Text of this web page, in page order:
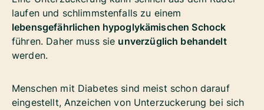
laufen und schlimmstenfalls zu einem
lebensgefährlichen hypoglykämischen Schock
führen. Daher muss sie unverzüglich behandelt
werden.
Menschen mit Diabetes sind meist schon darauf
eingestellt, Anzeichen von Unterzuckerung bei sich